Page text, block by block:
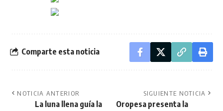
Comparte esta noticia
NOTICIA ANTERIOR
La luna llena guía la
SIGUIENTE NOTICIA
Oropesa presenta la